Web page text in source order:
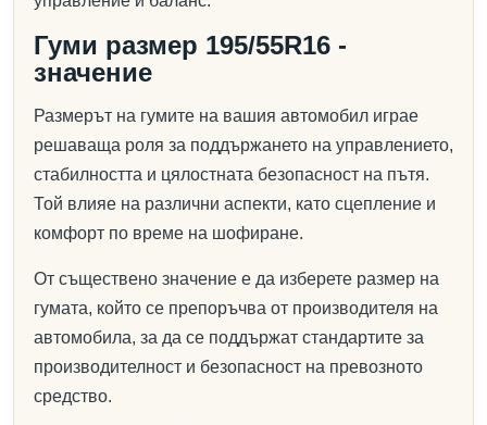
Гуми размер 195/55R16 -
значение
Размерът на гумите на вашия автомобил играе
решаваща роля за поддържането на управлението,
стабилността и цялостната безопасност на пътя.
Той влияе на различни аспекти, като сцепление и
комфорт по време на шофиране.
От съществено значение е да изберете размер на
гумата, който се препоръчва от производителя на
автомобила, за да се поддържат стандартите за
производителност и безопасност на превозното
средство.